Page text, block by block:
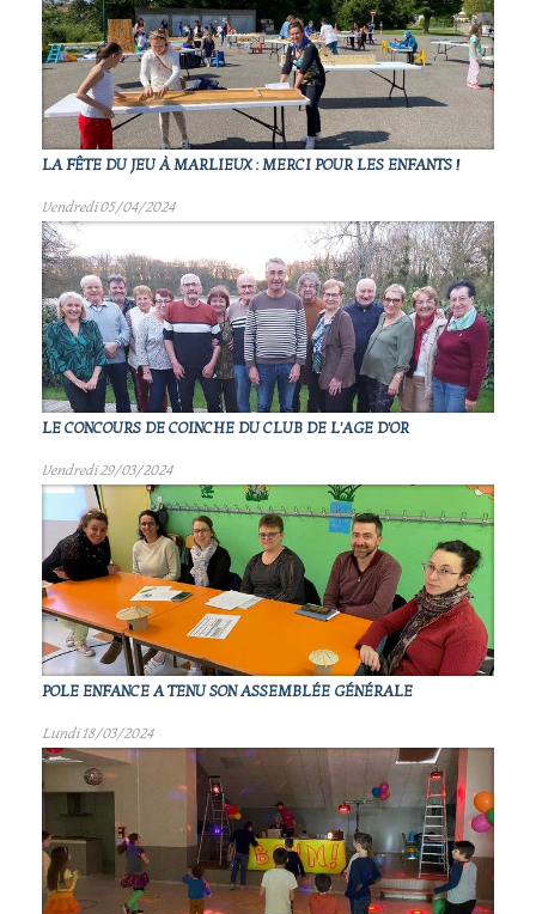
LA FÊTE DU JEU À MARLIEUX : MERCI POUR LES ENFANTS !
Vendredi 05/04/2024
LE CONCOURS DE COINCHE DU CLUB DE L'AGE D'OR
Vendredi 29/03/2024
POLE ENFANCE A TENU SON ASSEMBLÉE GÉNÉRALE
Lundi 18/03/2024